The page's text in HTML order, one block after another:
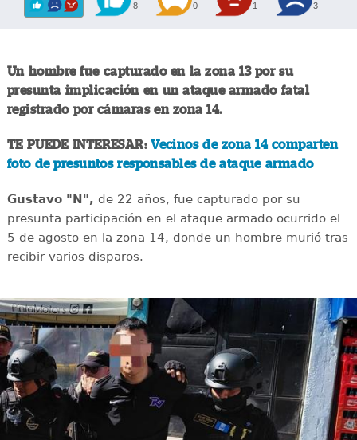
8 0 1 3
Un hombre fue capturado en la zona 13 por su
presunta implicación en un ataque armado fatal
registrado por cámaras en zona 14.
TE PUEDE INTERESAR:Vecinos de zona 14 comparten
foto de presuntos responsables de ataque armado
Gustavo "N", de 22 años, fue capturado por su
presunta participación en el ataque armado ocurrido el
5 de agosto en la zona 14, donde un hombre murió tras
recibir varios disparos.